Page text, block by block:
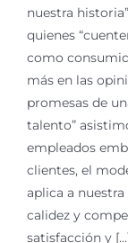
nuestra
quienes
como
más en las
promesas de
talento”
empleados
clientes, el
aplica a
calidez y
satisfacción y